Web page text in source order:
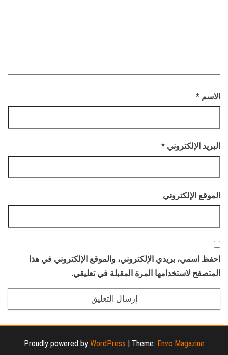
الاسم *
البريد الإلكتروني *
الموقع الإلكتروني
احفظ اسمي، بريدي الإلكتروني، والموقع الإلكتروني في هذا
المتصفح لاستخدامها المرة المقبلة في تعليقي.
Proudly powered by WordPress Theme: Envo Magazine